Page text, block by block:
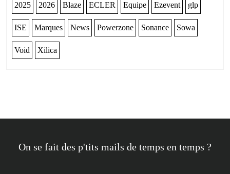
2025 2026 Blaze ECLER Equipe Ezevent glp
ISE Marques News Powerzone Sonance Sowa
Void Xilica
On se fait des p'tits mails de temps en temps ?